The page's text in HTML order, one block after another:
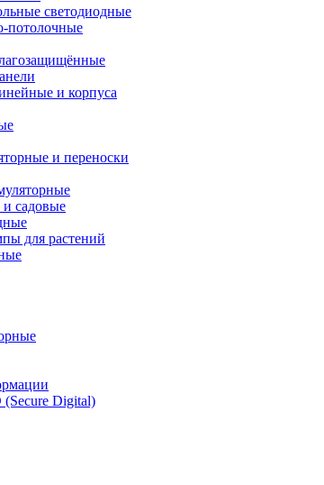
светодиодные
потолочные
и корпуса
и переноски
садовые
для растений
(Secure Digital)